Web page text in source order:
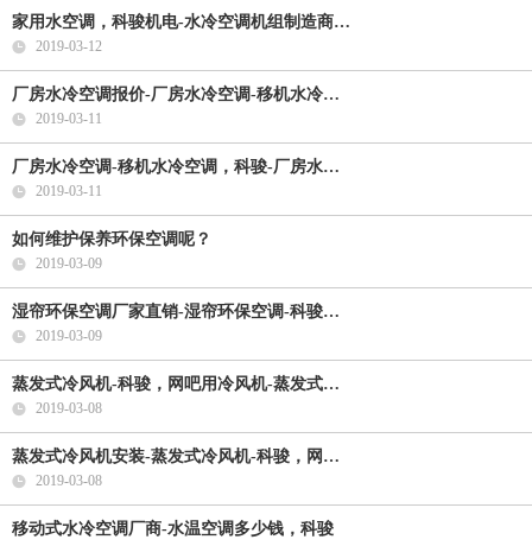
家用水空调，科骏机电-水冷空调机组制造商…
2019-03-12
厂房水冷空调报价-厂房水冷空调-移机水冷…
2019-03-11
厂房水冷空调-移机水冷空调，科骏-厂房水…
2019-03-11
如何维护保养环保空调呢？
2019-03-09
湿帘环保空调厂家直销-湿帘环保空调-科骏…
2019-03-09
蒸发式冷风机-科骏，网吧用冷风机-蒸发式…
2019-03-08
蒸发式冷风机安装-蒸发式冷风机-科骏，网…
2019-03-08
移动式水冷空调厂商-水温空调多少钱，科骏